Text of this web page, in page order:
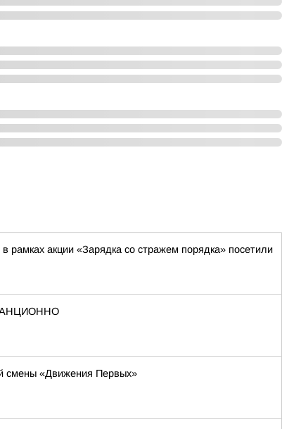
акции «Зарядка со стражем порядка» посетили
смены «Движения Первых»